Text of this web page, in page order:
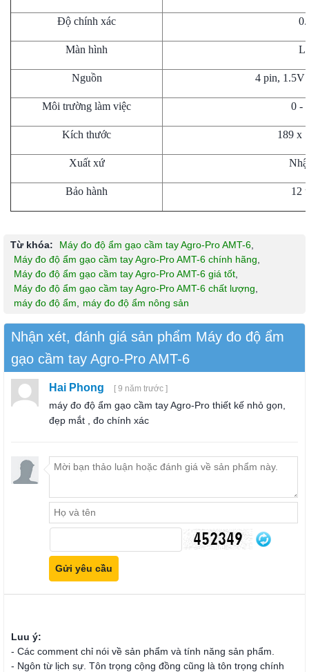
Độ chính xác
Màn hình
Nguồn 4 pin, 1.5V
Môi trường làm việc 0 -
Kích thước 189 x
Xuất xứ
Bảo hành 12
Từ khóa: Máy đo độ ẩm gạo cầm tay Agro-Pro AMT-6,
Máy đo độ ẩm gạo cầm tay Agro-Pro AMT-6 chính hãng,
Máy đo độ ẩm gạo cầm tay Agro-Pro AMT-6 giá tốt,
Máy đo độ ẩm gạo cầm tay Agro-Pro AMT-6 chất lượng,
máy đo độ ẩm, máy đo độ ẩm nông sản
Nhận xét, đánh giá sản phẩm Máy đo độ ẩm
gạo cầm tay Agro-Pro AMT-6
Hai Phong [ 9 năm trước ]
máy đo độ ẩm gạo cầm tay Agro-Pro thiết kế nhỏ gọn,
đẹp mắt , đo chính xác
Luu ý:
- Các comment chỉ nói về sản phẩm và tính năng sản phẩm.
- Ngôn từ lịch sự. Tôn trọng cộng đồng cũng là tôn trọng chính